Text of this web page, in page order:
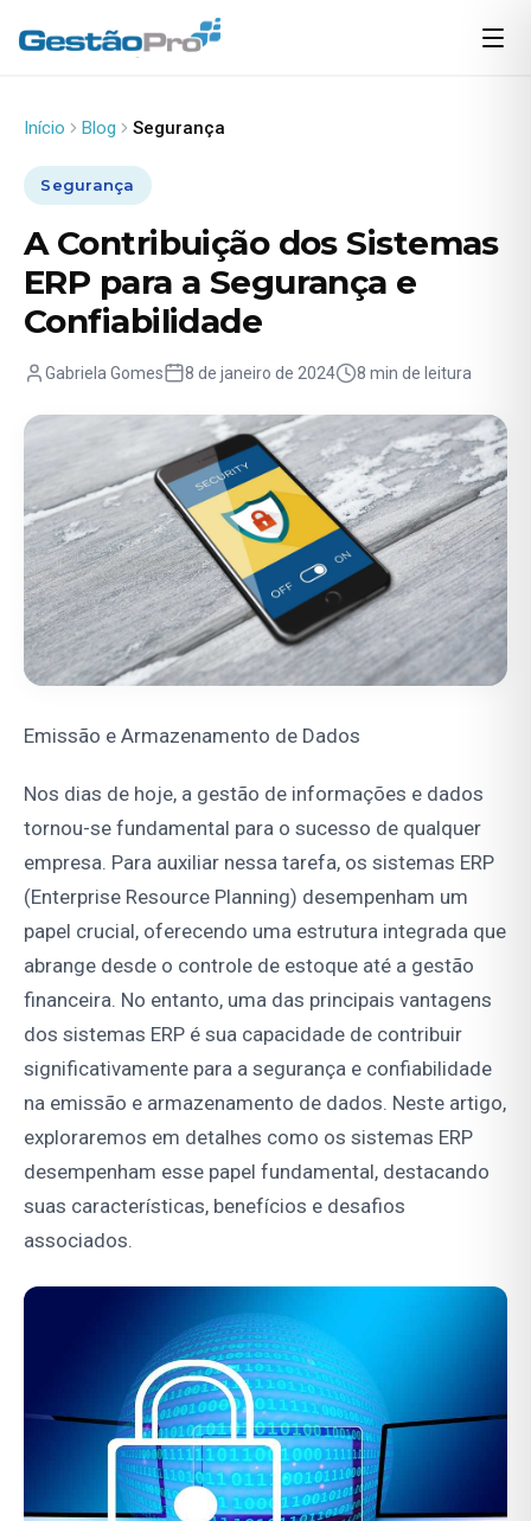
Início Blog Segurança
Segurança
A Contribuição dos Sistemas
ERP para a Segurança e
Confiabilidade
Gabriela Gomes 8 de janeiro de 2024 8 min de leitura
Emissão e Armazenamento de Dados
Nos dias de hoje, a gestão de informações e dados
tornou-se fundamental para o sucesso de qualquer
empresa. Para auxiliar nessa tarefa, os sistemas ERP
(Enterprise Resource Planning) desempenham um
papel crucial, oferecendo uma estrutura integrada que
abrange desde o controle de estoque até a gestão
financeira. No entanto, uma das principais vantagens
dos sistemas ERP é sua capacidade de contribuir
significativamente para a segurança e confiabilidade
na emissão e armazenamento de dados. Neste artigo,
exploraremos em detalhes como os sistemas ERP
desempenham esse papel fundamental, destacando
suas características, benefícios e desafios
associados.